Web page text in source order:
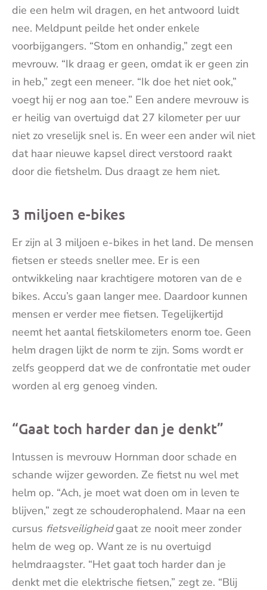
die een helm wil dragen, en het antwoord luidt
nee. Meldpunt peilde het onder enkele
voorbijgangers. “Stom en onhandig,” zegt een
mevrouw. “Ik draag er geen, omdat ik er geen zin
in heb,” zegt een meneer. “Ik doe het niet ook,”
voegt hij er nog aan toe.” Een andere mevrouw is
er heilig van overtuigd dat 27 kilometer per uur
niet zo vreselijk snel is. En weer een ander wil niet
dat haar nieuwe kapsel direct verstoord raakt
door die fietshelm. Dus draagt ze hem niet.
3 miljoen e-bikes
Er zijn al 3 miljoen e-bikes in het land. De mensen
fietsen er steeds sneller mee. Er is een
ontwikkeling naar krachtigere motoren van de e
bikes. Accu’s gaan langer mee. Daardoor kunnen
mensen er verder mee fietsen. Tegelijkertijd
neemt het aantal fietskilometers enorm toe. Geen
helm dragen lijkt de norm te zijn. Soms wordt er
zelfs geopperd dat we de confrontatie met ouder
worden al erg genoeg vinden.
“Gaat toch harder dan je denkt”
Intussen is mevrouw Hornman door schade en
schande wijzer geworden. Ze fietst nu wel met
helm op. “Ach, je moet wat doen om in leven te
blijven,” zegt ze schouderophalend. Maar na een
cursus fietsveiligheidgaat ze nooit meer zonder
helm de weg op. Want ze is nu overtuigd
helmdraagster. “Het gaat toch harder dan je
denkt met die elektrische fietsen,” zegt ze. “Blij